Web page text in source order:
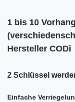
1 bis 10
Hersteller CODi
2 Schlüssel
Einfache